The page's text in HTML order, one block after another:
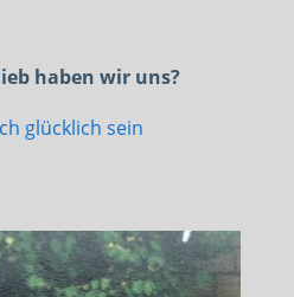
haben wir uns?
glücklich sein